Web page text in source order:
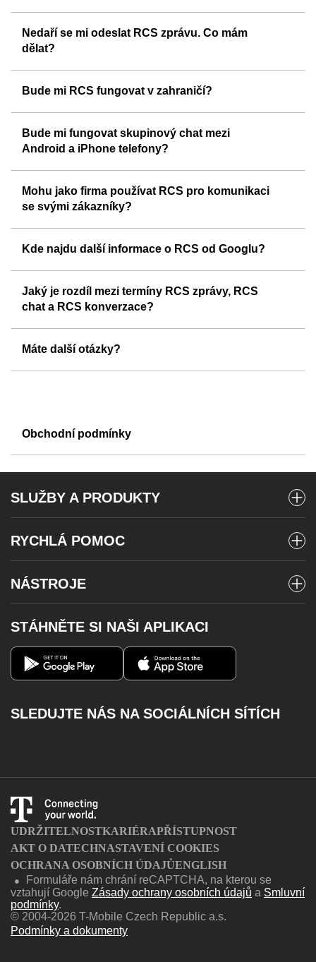
Nedaří se mi odeslat RCS zprávu. Co mám
dělat?
Bude mi RCS fungovat v zahraničí?
Bude mi fungovat skupinový chat mezi
Android a iPhone telefony?
Mohu jako firma používat RCS pro komunikaci
se svými zákazníky?
Kde najdu další informace o RCS od Googlu?
Jaký je rozdíl mezi termíny RCS zprávy, RCS
chat a RCS konverzace?
Máte další otázky?
Obchodní podmínky
SLUŽBY A PRODUKTY
Předplacené karty
Internet
Telefony a zařízení
Magenta 1
RYCHLÁ POMOC
Stav objednávky
Roaming
Volání na barevné linky
NÁSTROJE
Vyzvednout MMS
Můj T-Mobile
Dobít kredit
STÁHNĚTE SI NAŠI APLIKACI
SLEDUJTE NÁS NA SOCIÁLNÍCH SÍTÍCH
UDRŽITELNOSTKARIÉRAPŘÍSTUPNOST
AKT O DATECHNASTAVENÍ COOKIES
OCHRANA OSOBNÍCH ÚDAJŮENGLISH
●
Formuláře nám chrání reCAPTCHA, na kterou se
vztahují Google Zásady ochrany osobních údajů a Smluvní
podmínky.
© 2004-2026 T-Mobile Czech Republic a.s.
Podmínky a dokumenty